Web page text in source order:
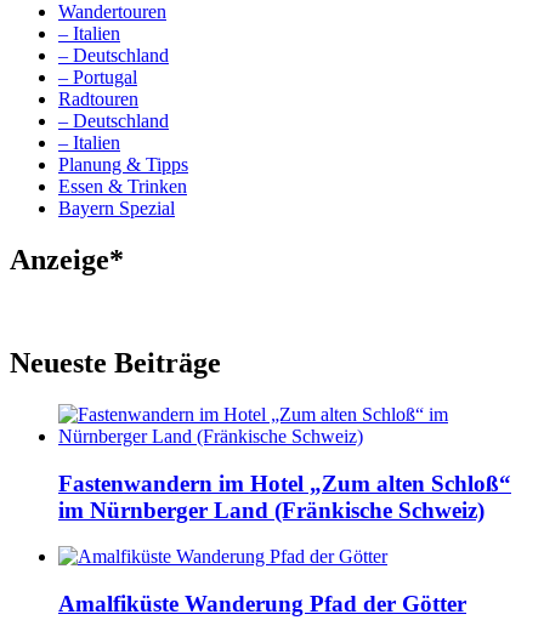
Wandertouren
– Italien
– Deutschland
– Portugal
Radtouren
– Deutschland
– Italien
Planung & Tipps
Essen & Trinken
Bayern Spezial
Anzeige*
Neueste Beiträge
Fastenwandern im Hotel „Zum alten Schloß“
im Nürnberger Land (Fränkische Schweiz)
Amalfiküste Wanderung Pfad der Götter